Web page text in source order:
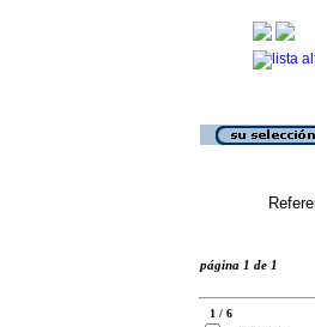
página 1 de 1
1 / 6